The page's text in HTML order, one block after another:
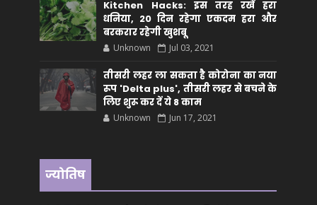
Kitchen Hacks: इस तरह रखें हरा
धनिया, 20 दिन रहेगा एकदम हरा और
बरकरार रहेगी खुशबू
Unknown Jul 03, 2021
तीसरी लहर ला सकता है कोरोना का नया
रूप 'Delta plus', तीसरी लहर से बचने के
लिए शुरू कर दें ये 8 काम
Unknown Jun 17, 2021
ज्योतिष